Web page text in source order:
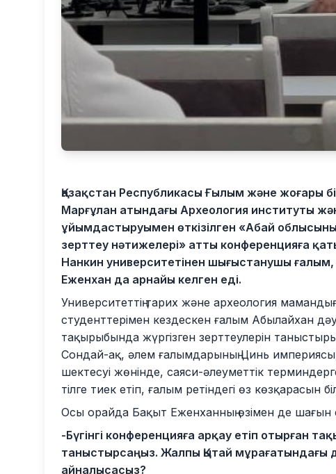
Қазақстан Республикасы Ғылым және жоғары
Марғұлан атындағы Археология институты
ұйымдастыруымен өткізілген «Абай
зерттеу нәтижелері» атты конференцияға
Нанкин университетінен шығыстанушы
Еженхан да арнайы келген еді.
Университеттің тарих және археология
студенттерімен кездескен ғалым Абылайхан
тақырыбында жүргізген зерттеулерін
Сондай-ақ, әлем ғалымдарының Цинь
шектесуі жөнінде, саяси-әлеуметтік
тілге тиек етіп, ғалым ретіндегі өз көзқарасын
Осы орайда Бақыт Еженханның өзімен де шағын
-Бүгінгі конференцияға арқау етіп отырған
таныстырсаңыз. Жалпы Қытай мұрағатындағы
айналысасыз?